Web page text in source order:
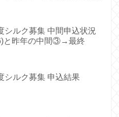
シルク募集 中間申込状況
と昨年の中間③→最終
シルク募集 申込結果